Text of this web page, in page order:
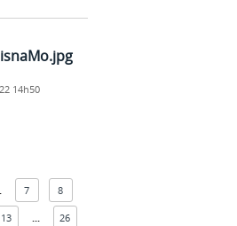
14h50
7 8
13 ...
26